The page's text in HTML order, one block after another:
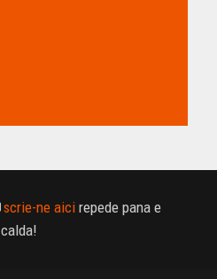
scrie-ne aici repede pana e
calda!